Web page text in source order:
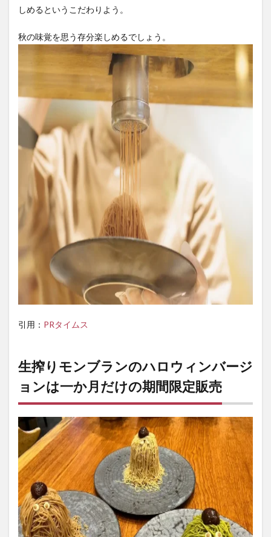
しめるというこだわりよう。
秋の味覚を思う存分楽しめるでしょう。
引用： PRタイムス
生搾りモンブランのハロウィンバージ
ョンは一か月だけの期間限定販売